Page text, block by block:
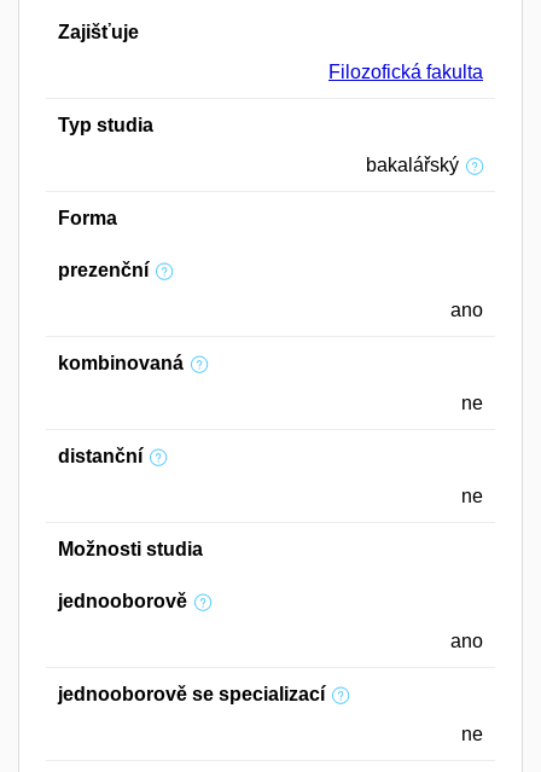
Zajišťuje
Filozofická fakulta
Typ studia
bakalářský
Forma
prezenční
ano
kombinovaná
ne
distanční
ne
Možnosti studia
jednooborově
ano
jednooborově se specializací
ne